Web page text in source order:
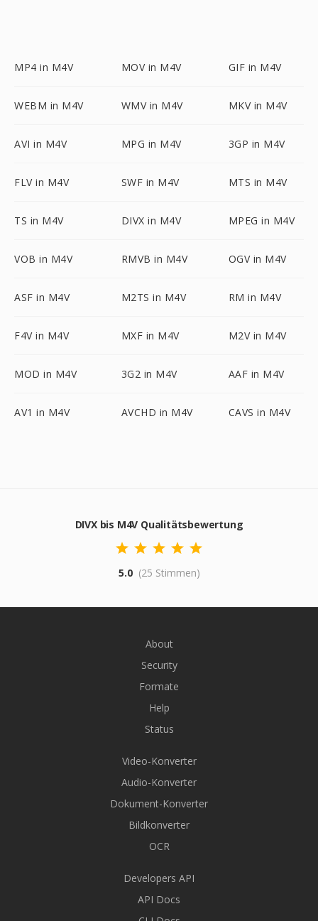
MP4 in M4V MOV in M4V GIF in M4V
WEBM in M4V WMV in M4V MKV in M4V
AVI in M4V MPG in M4V 3GP in M4V
FLV in M4V SWF in M4V MTS in M4V
TS in M4V DIVX in M4V MPEG in M4V
VOB in M4V RMVB in M4V OGV in M4V
ASF in M4V M2TS in M4V RM in M4V
F4V in M4V MXF in M4V M2V in M4V
MOD in M4V 3G2 in M4V AAF in M4V
AV1 in M4V AVCHD in M4V CAVS in M4V
DIVX bis M4V Qualitätsbewertung
5.0 (25 Stimmen)
About
Security
Formate
Help
Status
Video-Konverter
Audio-Konverter
Dokument-Konverter
Bildkonverter
OCR
Developers API
API Docs